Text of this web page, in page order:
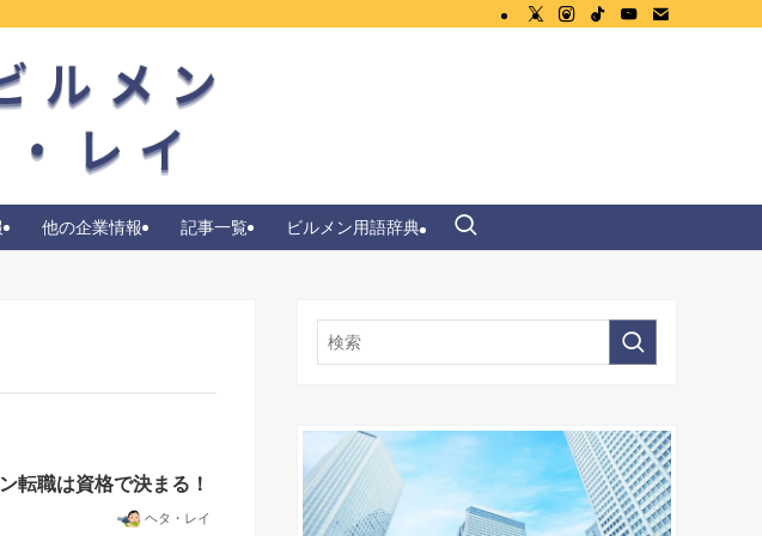
他の企業情報 記事一覧 ビルメン用語辞典
転職は資格で決まる！
ヘタ・レイ